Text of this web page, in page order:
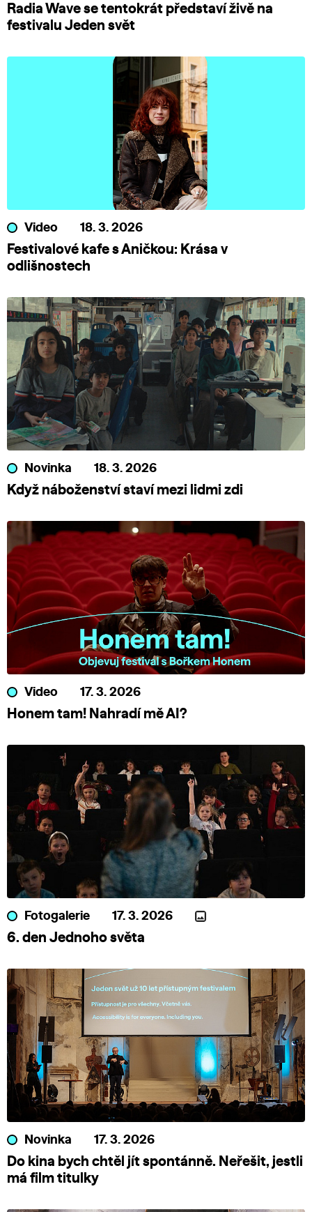
Radia Wave se tentokrát představí živě na
festivalu Jeden svět
Video 18. 3. 2026
Festivalové kafe s Aničkou: Krása v
odlišnostech
Novinka 18. 3. 2026
Když náboženství staví mezi lidmi zdi
Video 17. 3. 2026
Honem tam! Nahradí mě AI?
Fotogalerie 17. 3. 2026
6. den Jednoho světa
Novinka 17. 3. 2026
Do kina bych chtěl jít spontánně. Neřešit, jestli
má film titulky